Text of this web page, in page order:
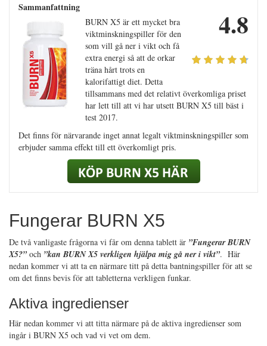
4.8
Sammanfattning
BURN X5 är ett mycket bra
viktminskningspiller för den
som vill gå ner i vikt och få
extra energi så att de orkar
träna hårt trots en
kalorifattigt diet. Detta
tillsammans med det relativt överkomliga priset
har lett till att vi har utsett BURN X5 till bäst i
test 2017.
Det finns för närvarande inget annat legalt viktminskningspiller som
erbjuder samma effekt till ett överkomligt pris.
Fungerar BURN X5
De två vanligaste frågorna vi får om denna tablett är ”Fungerar BURN
X5?”och ”kan BURN X5 verkligen hjälpa mig gå ner i vikt”. Här
nedan kommer vi att ta en närmare titt på detta bantningspiller för att se
om det finns bevis för att tabletterna verkligen funkar.
Aktiva ingredienser
Här nedan kommer vi att titta närmare på de aktiva ingredienser som
ingår i BURN X5 och vad vi vet om dem.